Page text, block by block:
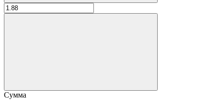
Сумма